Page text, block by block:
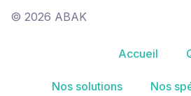
© 2026 ABAK
Accueil
Nos solutions Nos